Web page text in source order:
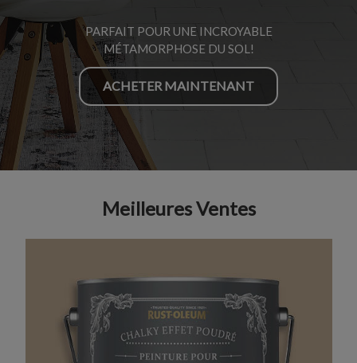
PARFAIT POUR UNE INCROYABLE
MÉTAMORPHOSE DU SOL!
ACHETER MAINTENANT
Meilleures Ventes